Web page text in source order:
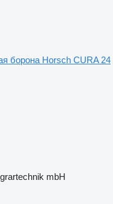
борона Horsch CURA 24
mbH